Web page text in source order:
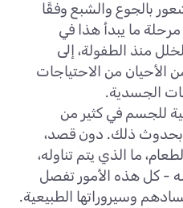
بالجوع والشبع وفقًا
ما يبدأ هذا في
منذ الطفولة، إلى
الأحيان من الاحتياجات
الجسدية.
للجسم في كثير من
بحدوث ذلك. دون قصد،
ما الذي يتم تناوله،
- كل هذه الأمور تفصل
وسيروراتها الطبيعية.